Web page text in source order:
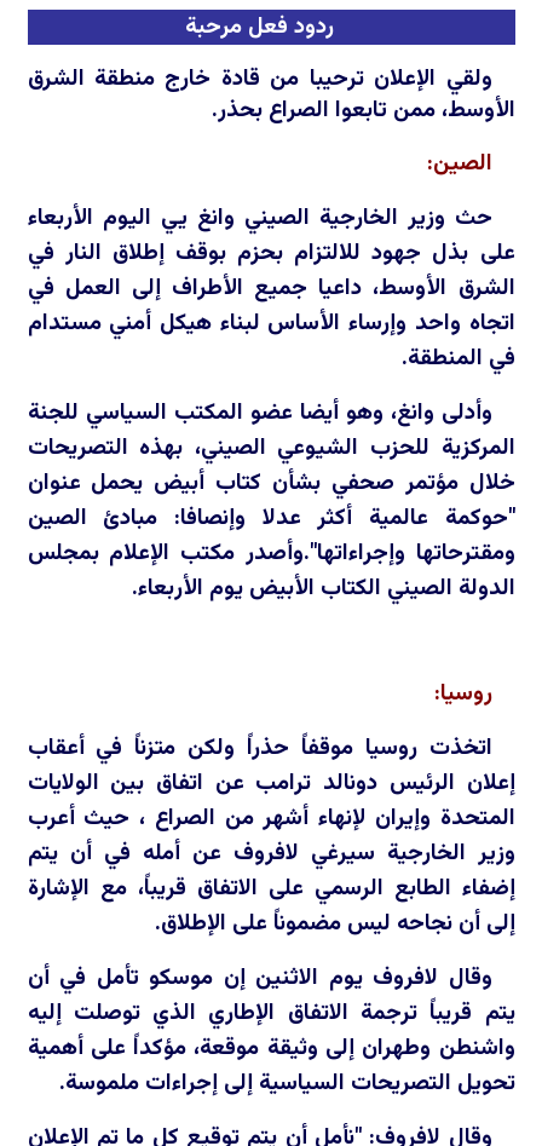
ردود فعل مرحبة
ولقي الإعلان ترحيبا من قادة خارج منطقة الشرق
الأوسط، ممن تابعوا الصراع بحذر.
الصين:
حث وزير الخارجية الصيني وانغ يي اليوم الأربعاء
على بذل جهود للالتزام بحزم بوقف إطلاق النار في
الشرق الأوسط، داعيا جميع الأطراف إلى العمل في
اتجاه واحد وإرساء الأساس لبناء هيكل أمني مستدام
في المنطقة.
وأدلى وانغ، وهو أيضا عضو المكتب السياسي للجنة
المركزية للحزب الشيوعي الصيني، بهذه التصريحات
خلال مؤتمر صحفي بشأن كتاب أبيض يحمل عنوان
"حوكمة عالمية أكثر عدلا وإنصافا: مبادئ الصين
ومقترحاتها وإجراءاتها".وأصدر مكتب الإعلام بمجلس
الدولة الصيني الكتاب الأبيض يوم الأربعاء.
روسيا:
اتخذت روسيا موقفاً حذراً ولكن متزناً في أعقاب
إعلان الرئيس دونالد ترامب عن اتفاق بين الولايات
المتحدة وإيران لإنهاء أشهر من الصراع ، حيث أعرب
وزير الخارجية سيرغي لافروف عن أمله في أن يتم
إضفاء الطابع الرسمي على الاتفاق قريباً، مع الإشارة
إلى أن نجاحه ليس مضموناً على الإطلاق.
وقال لافروف يوم الاثنين إن موسكو تأمل في أن
يتم قريباً ترجمة الاتفاق الإطاري الذي توصلت إليه
واشنطن وطهران إلى وثيقة موقعة، مؤكداً على أهمية
تحويل التصريحات السياسية إلى إجراءات ملموسة.
وقال لافروف: "نأمل أن يتم توقيع كل ما تم الإعلان